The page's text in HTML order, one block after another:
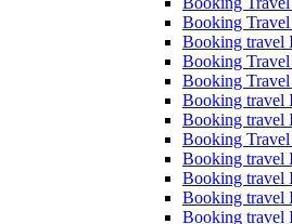
Booking
Booking travel
Booking
Booking
Booking travel
Booking
Booking
Booking travel
Booking travel
Booking travel
Booking travel